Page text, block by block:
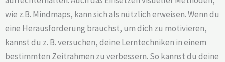
wie z.B. Mindmaps, kann sich als nützlich erweisen. Wenn du
eine Herausforderung brauchst, um dich zu motivieren,
kannst du z. B. versuchen, deine Lerntechniken in einem
bestimmten Zeitrahmen zu verbessern. So kannst du deine